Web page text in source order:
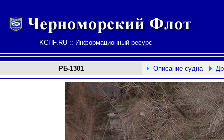
KCHF.RU :: Информационный ресурс
РБ-1301 Описание судна